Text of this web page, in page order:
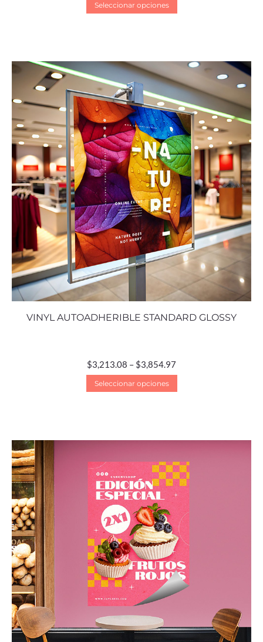
Seleccionar opciones
VINYL AUTOADHERIBLE STANDARD GLOSSY
$3,213.08 – $3,854.97
Seleccionar opciones